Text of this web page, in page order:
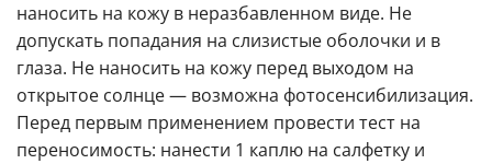
наносить на кожу в неразбавленном виде. Не
допускать попадания на слизистые оболочки и в
глаза. Не наносить на кожу перед выходом на
открытое солнце — возможна фотосенсибилизация.
Перед первым применением провести тест на
переносимость: нанести 1 каплю на салфетку и